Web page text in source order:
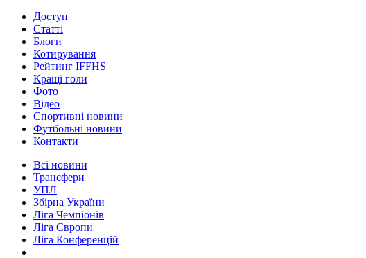
Доступ
Статті
Блоги
Котирування
Рейтинг IFFHS
Кращі голи
Фото
Відео
Спортивні новини
Футбольні новини
Контакти
Всі новини
Трансфери
УПЛ
Збірна України
Ліга Чемпіонів
Ліга Європи
Ліга Конференцій